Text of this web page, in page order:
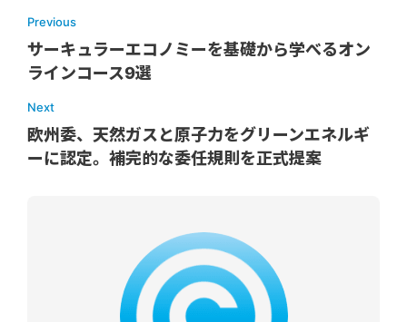
Previous
サーキュラーエコノミーを基礎から学べるオン
ラインコース9選
Next
欧州委、天然ガスと原子力をグリーンエネルギ
ーに認定。補完的な委任規則を正式提案